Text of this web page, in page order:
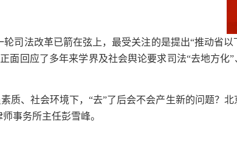
司法改革已箭在弦上，最受关注的是提出“推动省
回应了多年来学界及社会舆论要求司法“去地方化”
质、社会环境下，“去”了后会不会产生新的问题？
事务所主任彭雪峰。